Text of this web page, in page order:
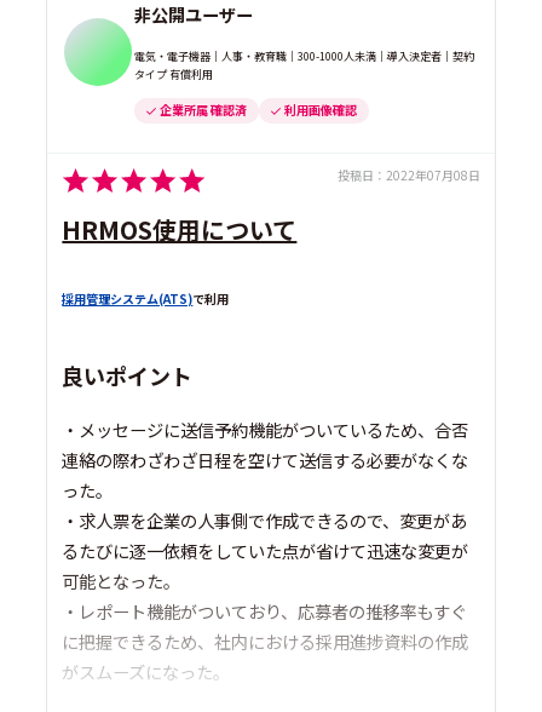
非公開ユーザー
電気・電子機器｜人事・教育職｜300-1000人未満｜導入決定者｜契約
タイプ 有償利用
企業所属 確認済 利用画像確認
投稿日： 2022年07月08日
HRMOS使用について
採用管理システム(ATS)で利用
良いポイント
・メッセージに送信予約機能がついているため、合否
連絡の際わざわざ日程を空けて送信する必要がなくな
った。
・求人票を企業の人事側で作成できるので、変更があ
るたびに逐一依頼をしていた点が省けて迅速な変更が
可能となった。
・レポート機能がついており、応募者の推移率もすぐ
に把握できるため、社内における採用進捗資料の作成
がスムーズになった。